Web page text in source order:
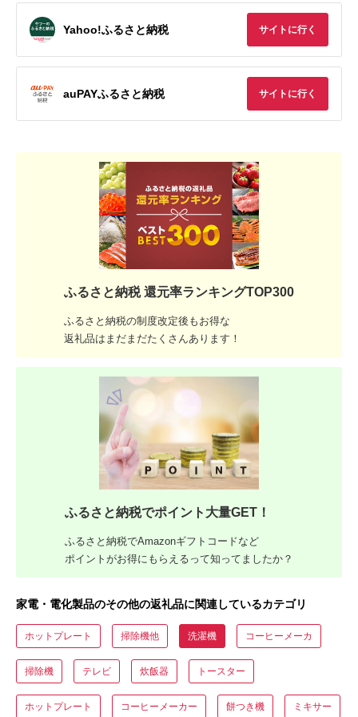
Yahoo!ふるさと納税 サイトに行く
auPAYふるさと納税 サイトに行く
ふるさと納税 還元率ランキングTOP300
ふるさと納税の制度改定後もお得な
返礼品はまだまだたくさんあります！
ふるさと納税でポイント大量GET！
ふるさと納税でAmazonギフトコードなど
ポイントがお得にもらえるって知ってましたか？
家電・電化製品のその他の返礼品に関連しているカテゴリ
ホットプレート 掃除機他 洗濯機 コーヒーメーカ
掃除機 テレビ 炊飯器 トースター
ホットプレート コーヒーメーカー 餅つき機 ミキサー